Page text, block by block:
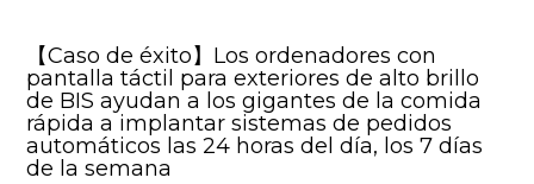
【Caso de éxito】Los ordenadores con
pantalla táctil para exteriores de alto brillo
de BIS ayudan a los gigantes de la comida
rápida a implantar sistemas de pedidos
automáticos las 24 horas del día, los 7 días
de la semana